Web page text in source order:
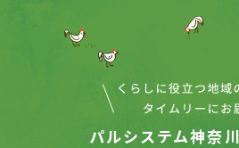
パルシステム神奈